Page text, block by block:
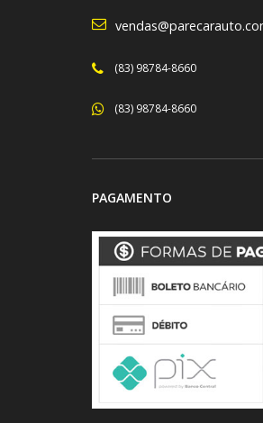
(83) 98784-8660
(83) 98784-8660
PAGAMENTO